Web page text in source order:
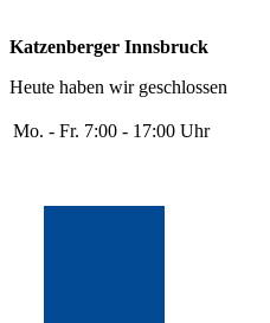
Katzenberger Innsbruck
Heute haben wir geschlossen
Mo. - Fr. 7:00 - 17:00 Uhr